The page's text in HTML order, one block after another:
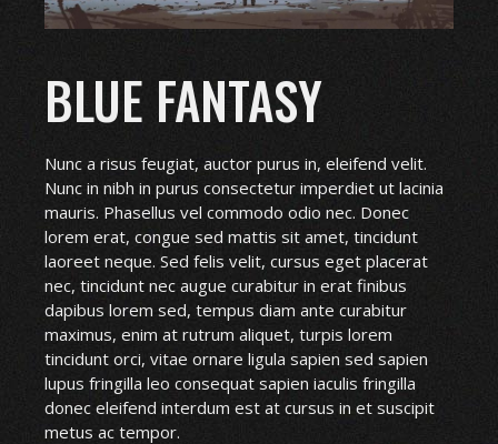
BLUE FANTASY
Nunc a risus feugiat, auctor purus in, eleifend velit.
Nunc in nibh in purus consectetur imperdiet ut lacinia
mauris. Phasellus vel commodo odio nec. Donec
lorem erat, congue sed mattis sit amet, tincidunt
laoreet neque. Sed felis velit, cursus eget placerat
nec, tincidunt nec augue curabitur in erat finibus
dapibus lorem sed, tempus diam ante curabitur
maximus, enim at rutrum aliquet, turpis lorem
tincidunt orci, vitae ornare ligula sapien sed sapien
lupus fringilla leo consequat sapien iaculis fringilla
donec eleifend interdum est at cursus in et suscipit
metus ac tempor.